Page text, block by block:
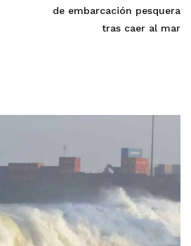
de embarcación pesquera
tras caer al mar